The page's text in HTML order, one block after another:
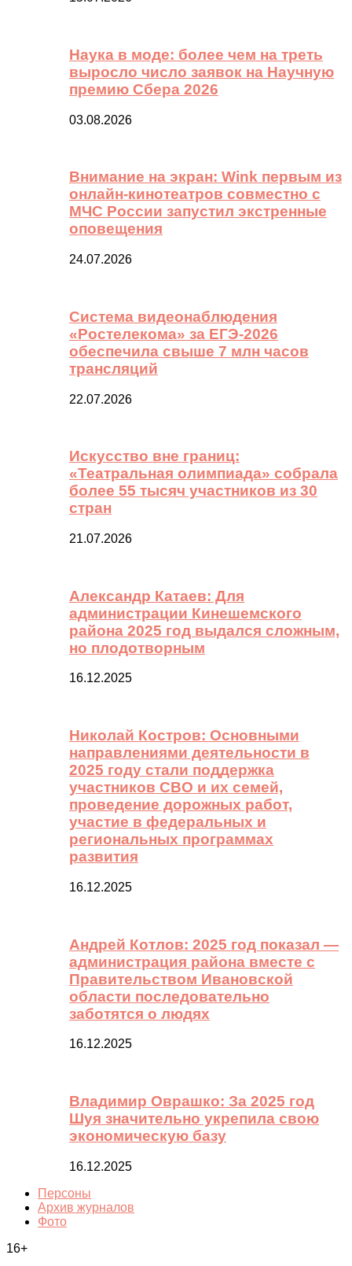
Наука в моде: более чем на треть
выросло число заявок на Научную
премию Сбера 2026
03.08.2026
Внимание на экран: Wink первым из
онлайн-кинотеатров совместно с
МЧС России запустил экстренные
оповещения
24.07.2026
Система видеонаблюдения
«Ростелекома» за ЕГЭ-2026
обеспечила свыше 7 млн часов
трансляций
22.07.2026
Искусство вне границ:
«Театральная олимпиада» собрала
более 55 тысяч участников из 30
стран
21.07.2026
Александр Катаев: Для
администрации Кинешемского
района 2025 год выдался сложным,
но плодотворным
16.12.2025
Николай Костров: Основными
направлениями деятельности в
2025 году стали поддержка
участников СВО и их семей,
проведение дорожных работ,
участие в федеральных и
региональных программах
развития
16.12.2025
Андрей Котлов: 2025 год показал —
администрация района вместе с
Правительством Ивановской
области последовательно
заботятся о людях
16.12.2025
Владимир Оврашко: За 2025 год
Шуя значительно укрепила свою
экономическую базу
16.12.2025
Персоны
Архив журналов
Фото
16+